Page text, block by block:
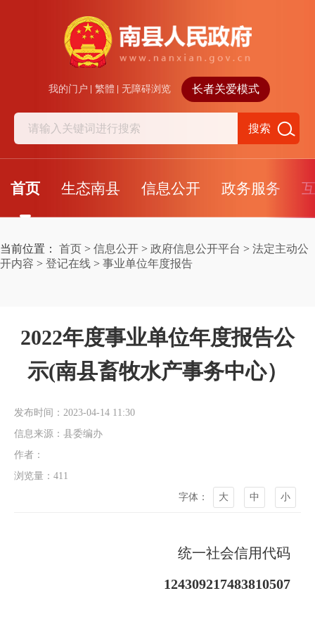
我的门户 繁體 无障碍浏览 长者关爱模式
搜索
首页 生态南县 信息公开 政务服务
当前位置： 首页 > 信息公开 > 政府信息公开平台 > 法定主动公
开内容 > 登记在线 > 事业单位年度报告
2022年度事业单位年度报告公
示(南县畜牧水产事务中心）
发布时间：2023-04-14 11:30
信息来源：县委编办
作者：
浏览量： 411
字体：
大 中 小
统一社会信用代码
124309217483810507